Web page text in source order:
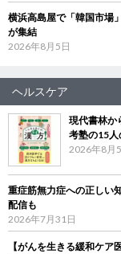
横浜高島屋で「韓国市場
が集結
2026年8月5日
ヘルスケア
現代書林
考塾の15
2026年8月
重症筋無力症への正しい
配信も
2026年7月31日
【がんを生きる緩和ケ